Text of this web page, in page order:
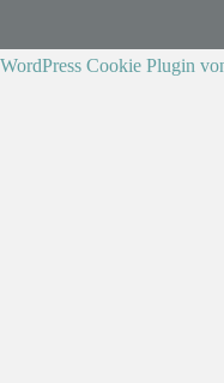
WordPress Cookie Plugin